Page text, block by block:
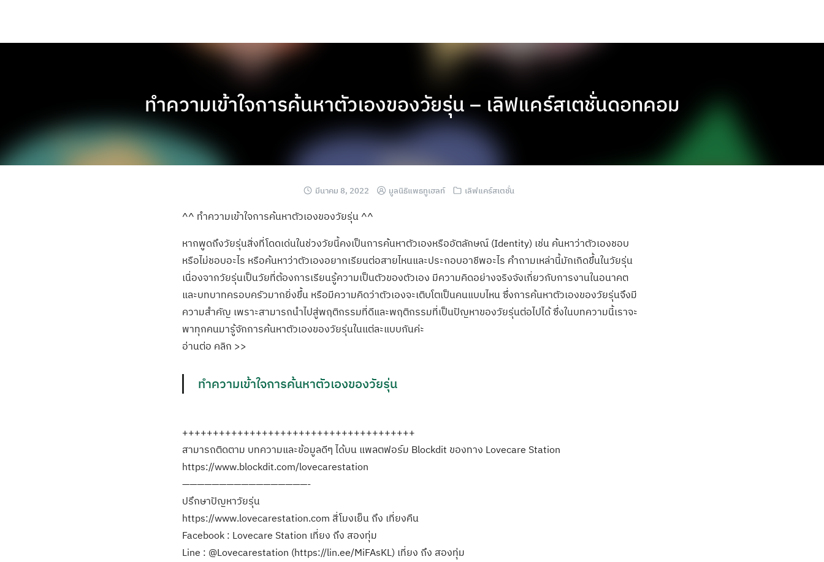
ทำความเข้าใจการค้นหาตัวเองของวัยรุ่น – เลิฟแคร์สเตชั่นดอทคอม
มีนาคม 8, 2022 มูลนิธิแพธทูเฮลท์ เลิฟแคร์สเตชั่น
^^ ทำความเข้าใจการค้นหาตัวเองของวัยรุ่น ^^
หากพูดถึงวัยรุ่นสิ่งที่โดดเด่นในช่วงวัยนี้คงเป็นการค้นหาตัวเองหรืออัตลักษณ์ (Identity) เช่น ค้นหาว่าตัวเองชอบ
หรือไม่ชอบอะไร หรือค้นหาว่าตัวเองอยากเรียนต่อสายไหนและประกอบอาชีพอะไร คำถามเหล่านี้มักเกิดขึ้นในวัยรุ่น
เนื่องจากวัยรุ่นเป็นวัยที่ต้องการเรียนรู้ความเป็นตัวของตัวเอง มีความคิดอย่างจริงจังเกี่ยวกับการงานในอนาคต
และบทบาทครอบครัวมากยิ่งขึ้น หรือมีความคิดว่าตัวเองจะเติบโตเป็นคนแบบไหน ซึ่งการค้นหาตัวเองของวัยรุ่นจึงมี
ความสำคัญ เพราะสามารถนำไปสู่พฤติกรรมที่ดีและพฤติกรรมที่เป็นปัญหาของวัยรุ่นต่อไปได้ ซึ่งในบทความนี้เราจะ
พาทุกคนมารู้จักการค้นหาตัวเองของวัยรุ่นในแต่ละแบบกันค่ะ
อ่านต่อ คลิก >>
ทำความเข้าใจการค้นหาตัวเองของวัยรุ่น
++++++++++++++++++++++++++++++++++++++
สามารถติดตาม บทความและข้อมูลดีๆ ได้บน แพลตฟอร์ม Blockdit ของทาง Lovecare Station
https://www.blockdit.com/lovecarestation
—————————————————-
ปรึกษาปัญหาวัยรุ่น
https://www.lovecarestation.com สี่โมงเย็น ถึง เที่ยงคืน
Facebook : Lovecare Station เที่ยง ถึง สองทุ่ม
Line : @Lovecarestation (https://lin.ee/MiFAsKL) เที่ยง ถึง สองทุ่ม